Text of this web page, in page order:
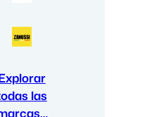
las